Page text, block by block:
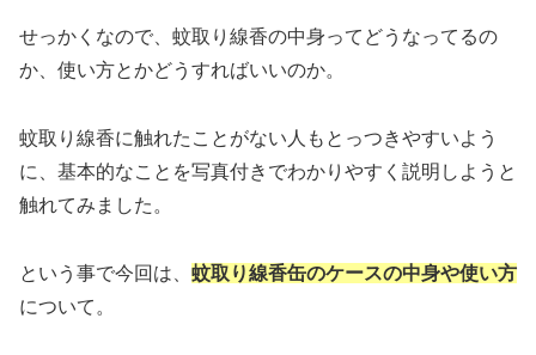
せっかくなので、蚊取り線香の中身ってどうなってるの
か、使い方とかどうすればいいのか。
蚊取り線香に触れたことがない人もとっつきやすいよう
に、基本的なことを写真付きでわかりやすく説明しようと
触れてみました。
という事で今回は、 蚊取り線香缶のケースの中身や使い方
について。